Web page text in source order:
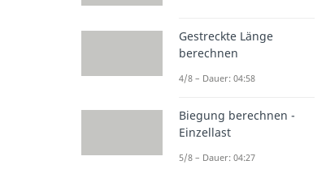
Gestreckte Länge
berechnen
4/8 – Dauer: 04:58
Biegung berechnen -
Einzellast
5/8 – Dauer: 04:27